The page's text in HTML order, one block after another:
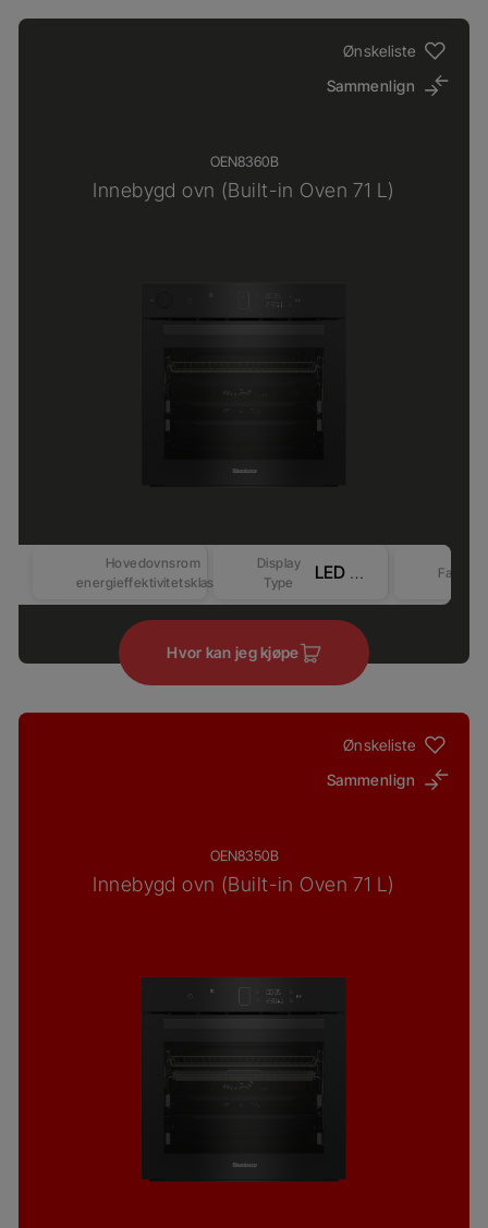
Ønskeliste
Sammenlign
OEN8360B
Innebygd ovn (Built-in Oven 71 L)
Hovedovnsrom
energieffektivitetsklasse
Display
Type
LED Display - Touch&Knob control (Beyond-Better) – Competitive-2 Farge
Hvor kan jeg kjøpe
Ønskeliste
Sammenlign
OEN8350B
Innebygd ovn (Built-in Oven 71 L)